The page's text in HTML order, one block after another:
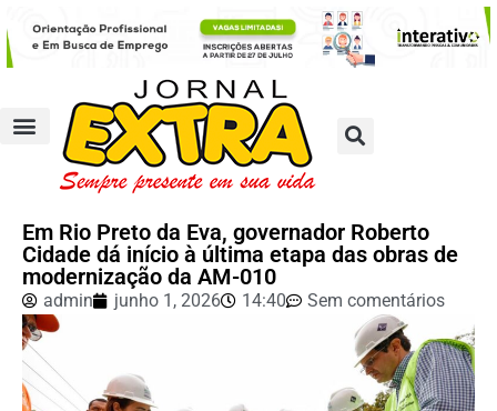
Em Rio Preto da Eva, governador Roberto
Cidade dá início à última etapa das obras de
modernização da AM-010
admin junho 1, 2026 14:40 Sem comentários